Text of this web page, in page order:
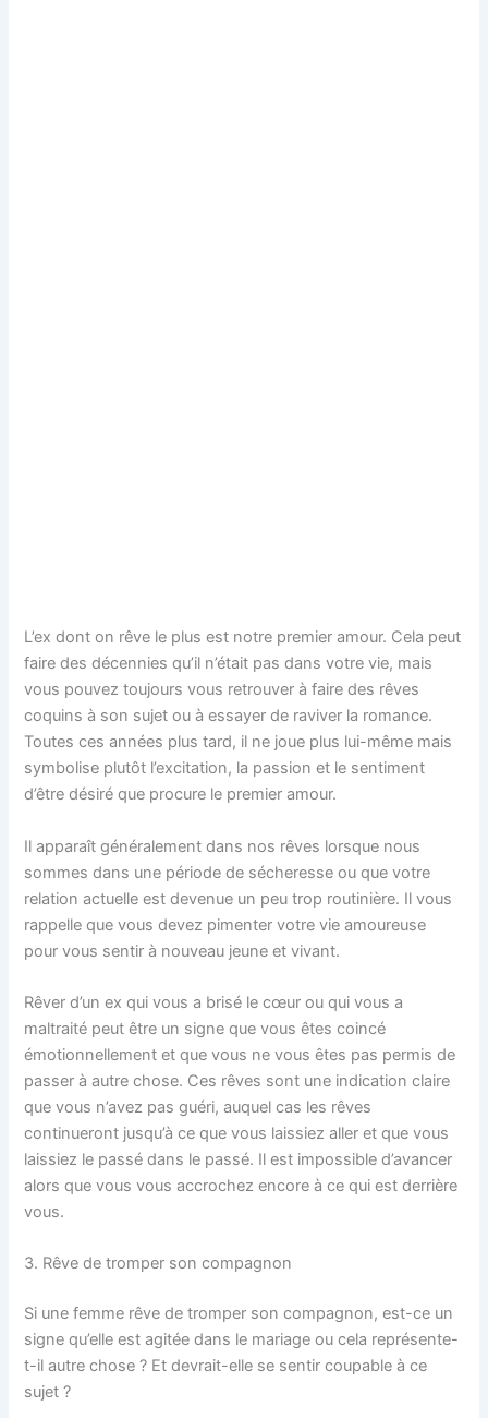
L’ex dont on rêve le plus est notre premier amour. Cela peut
faire des décennies qu’il n’était pas dans votre vie, mais
vous pouvez toujours vous retrouver à faire des rêves
coquins à son sujet ou à essayer de raviver la romance.
Toutes ces années plus tard, il ne joue plus lui-même mais
symbolise plutôt l’excitation, la passion et le sentiment
d’être désiré que procure le premier amour.
Il apparaît généralement dans nos rêves lorsque nous
sommes dans une période de sécheresse ou que votre
relation actuelle est devenue un peu trop routinière. Il vous
rappelle que vous devez pimenter votre vie amoureuse
pour vous sentir à nouveau jeune et vivant.
Rêver d’un ex qui vous a brisé le cœur ou qui vous a
maltraité peut être un signe que vous êtes coincé
émotionnellement et que vous ne vous êtes pas permis de
passer à autre chose. Ces rêves sont une indication claire
que vous n’avez pas guéri, auquel cas les rêves
continueront jusqu’à ce que vous laissiez aller et que vous
laissiez le passé dans le passé. Il est impossible d’avancer
alors que vous vous accrochez encore à ce qui est derrière
vous.
3. Rêve de tromper son compagnon
Si une femme rêve de tromper son compagnon, est-ce un
signe qu’elle est agitée dans le mariage ou cela représente-
t-il autre chose ? Et devrait-elle se sentir coupable à ce
sujet ?